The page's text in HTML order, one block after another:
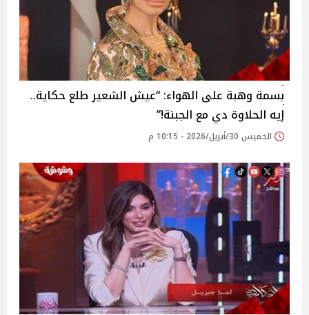
بسمة وهبة على الهواء: “عيش الشعير طلع حكاية..
إيه الحلاوة دي مع الجبنة!”
الخميس 30/أبريل/2026 - 10:15 م